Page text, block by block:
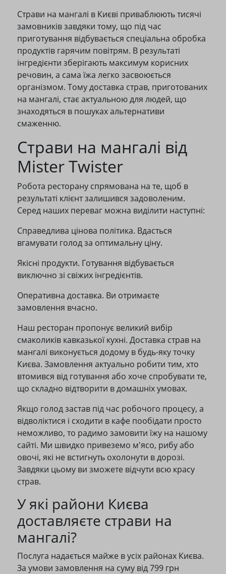
Страви на мангалі в Києві приваблюють тисячі
замовників завдяки тому, що під час
приготування відбувається спеціальна обробка
продуктів гарячим повітрям. В результаті
інгредієнти зберігають максимум корисних
речовин, а сама їжа легко засвоюється
організмом. Тому доставка страв, приготованих
на мангалі, стає актуальною для людей, що
знаходяться в пошуках альтернативи
смаженню.
Страви на мангалі від
Mister Twister
Робота ресторану спрямована на те, щоб в
результаті клієнт залишився задоволеним.
Серед наших переваг можна виділити наступні:
Справедлива цінова політика. Вдасться
вгамувати голод за оптимальну ціну.
Якісні продукти. Готування відбувається
виключно зі свіжих інгредієнтів.
Оперативна доставка. Ви отримаєте
замовлення вчасно.
Наш ресторан пропонує великий вибір
смаколиків кавказької кухні. Доставка страв на
мангалі виконується додому в будь-яку точку
Києва. Замовлення актуально робити тим, хто
втомився від готування або хоче спробувати те,
що складно відтворити в домашніх умовах.
Якщо голод застав під час робочого процесу, а
відволіктися і сходити в кафе пообідати просто
неможливо, то радимо замовити їжу на нашому
сайті. Ми швидко привеземо м'ясо, рибу або
овочі, які не встигнуть охолонути в дорозі.
Завдяки цьому ви зможете відчути всю красу
страв.
У які райони Києва
доставляєте страви на
мангалі?
Послуга надається майже в усіх районах Києва.
За умови замовлення на суму від 799 грн